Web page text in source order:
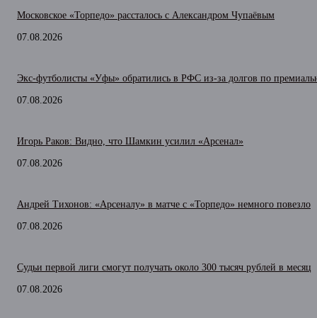
Московское «Торпедо» рассталось с Александром Чупаёвым
07.08.2026
Экс-футболисты «Уфы» обратились в РФС из-за долгов по
07.08.2026
Игорь Раков: Видно, что Шамкин усилил «Арсенал»
07.08.2026
Андрей Тихонов: «Арсеналу» в матче с «Торпедо» немного повезло
07.08.2026
Судьи первой лиги смогут получать около 300 тысяч рублей в месяц
07.08.2026